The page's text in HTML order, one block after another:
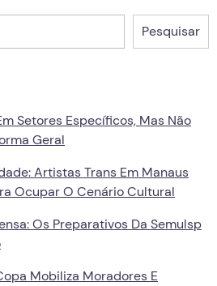
Pesquisar
Setores Específicos, Mas Não
Geral
Artistas Trans Em Manaus
Ocupar O Cenário Cultural
Os Preparativos Da Semulsp
Mobiliza Moradores E